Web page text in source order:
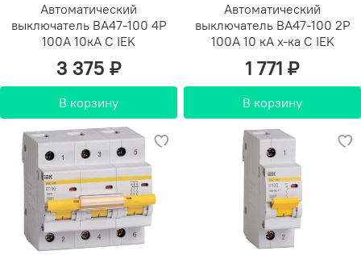
Автоматический
выключатель ВА47-100 4Р
100А 10кА С IEK
3 375 ₽
В корзину
Автоматический
выключатель ВА47-100 2Р
100А 10 кА х-ка С IEK
1 771 ₽
В корзину